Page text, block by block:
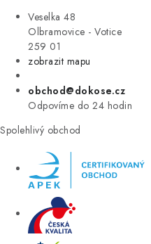
Veselka 48
Olbramovice - Votice
259 01
zobrazit mapu
obchod@dokose.cz
Odpovíme do 24 hodin
Spolehlivý obchod
VÝPRODEJ
ZNAČKY
Úvod Kontakt Blog
Moje objednávka